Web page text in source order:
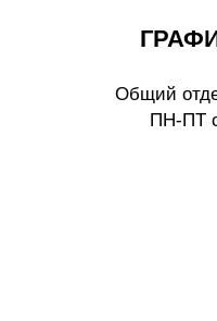
Общий
ПН-ПТ